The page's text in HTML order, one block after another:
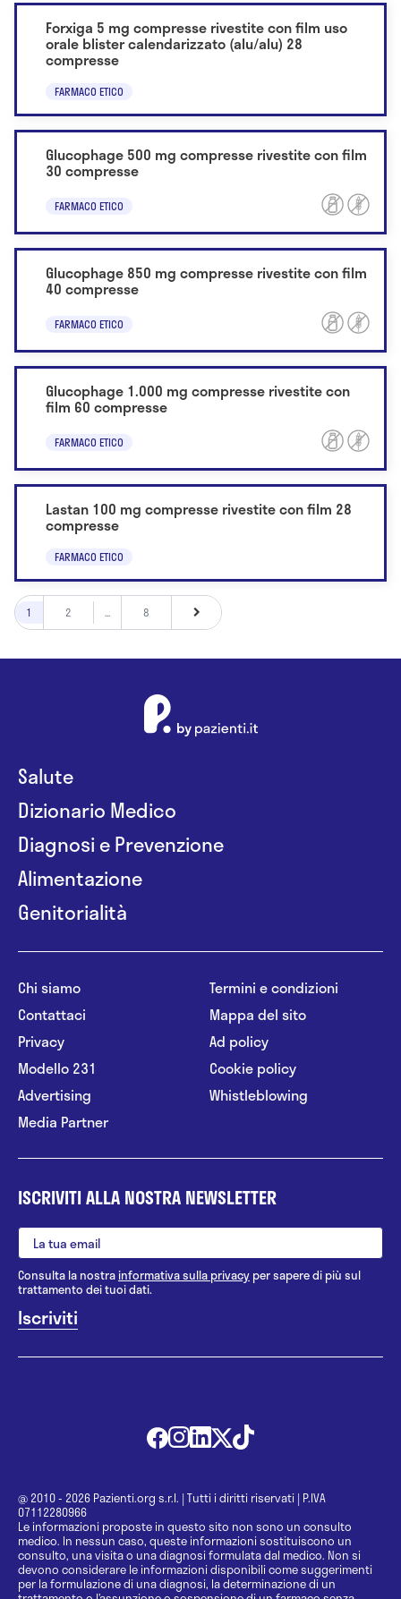
Forxiga 5 mg compresse rivestite con film uso
orale blister calendarizzato (alu/alu) 28
compresse
FARMACO ETICO
Glucophage 500 mg compresse rivestite con film
30 compresse
FARMACO ETICO
Glucophage 850 mg compresse rivestite con film
40 compresse
FARMACO ETICO
Glucophage 1.000 mg compresse rivestite con
film 60 compresse
FARMACO ETICO
Lastan 100 mg compresse rivestite con film 28
compresse
FARMACO ETICO
1 2 ... 8
Salute
Dizionario Medico
Diagnosi e Prevenzione
Alimentazione
Genitorialità
Chi siamo
Contattaci
Privacy
Modello 231
Advertising
Media Partner
Termini e condizioni
Mappa del sito
Ad policy
Cookie policy
Whistleblowing
ISCRIVITI ALLA NOSTRA NEWSLETTER
Consulta la nostrainformativa sulla privacy per sapere di più sul
trattamento dei tuoi dati.
@ 2010 - 2026 Pazienti.org s.r.l. | Tutti i diritti riservati | P.IVA
07112280966
Le informazioni proposte in questo sito non sono un consulto
medico. In nessun caso, queste informazioni sostituiscono un
consulto, una visita o una diagnosi formulata dal medico. Non si
devono considerare le informazioni disponibili come suggerimenti
per la formulazione di una diagnosi, la determinazione di un